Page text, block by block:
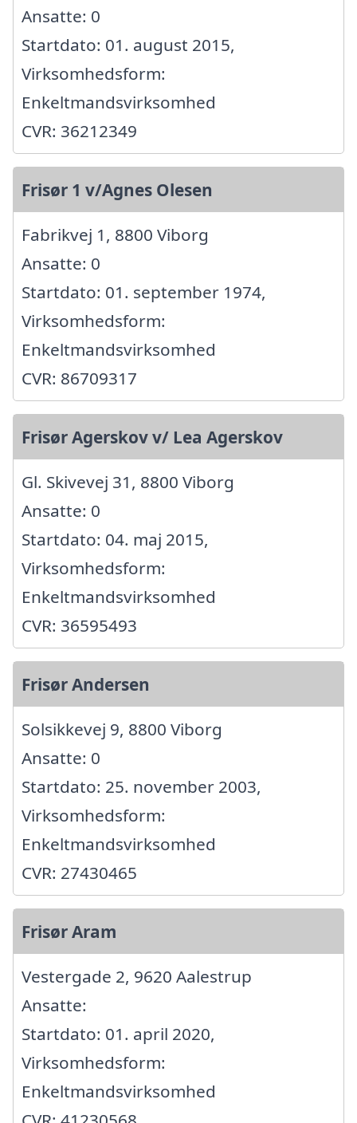
Ansatte: 0
Startdato: 01. august 2015,
Virksomhedsform:
Enkeltmandsvirksomhed
CVR: 36212349
Frisør 1 v/Agnes Olesen
Fabrikvej 1, 8800 Viborg
Ansatte: 0
Startdato: 01. september 1974,
Virksomhedsform:
Enkeltmandsvirksomhed
CVR: 86709317
Frisør Agerskov v/ Lea Agerskov
Gl. Skivevej 31, 8800 Viborg
Ansatte: 0
Startdato: 04. maj 2015,
Virksomhedsform:
Enkeltmandsvirksomhed
CVR: 36595493
Frisør Andersen
Solsikkevej 9, 8800 Viborg
Ansatte: 0
Startdato: 25. november 2003,
Virksomhedsform:
Enkeltmandsvirksomhed
CVR: 27430465
Frisør Aram
Vestergade 2, 9620 Aalestrup
Ansatte:
Startdato: 01. april 2020,
Virksomhedsform:
Enkeltmandsvirksomhed